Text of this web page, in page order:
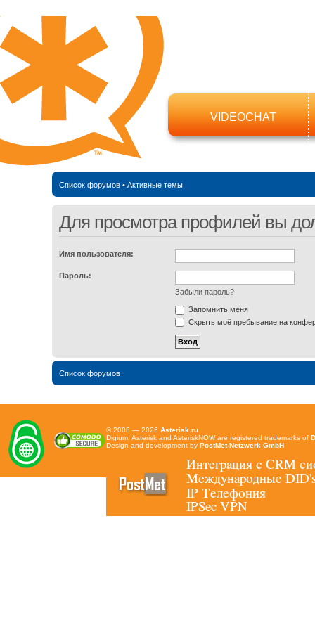
VIDEOCHAT
Список форумов• Активные темы
Для просмотра профилей вы
Имя пользователя:
Пароль:
Забыли пароль?
Запомнить меня
Скрыть моё пребывание на
Список форумов
© 2008 — 2026 Asterisk.ru
Digium, Asterisk and AsteriskNOW are registered trademarks of
Design and development by PostMet-Netzwerk GmbH